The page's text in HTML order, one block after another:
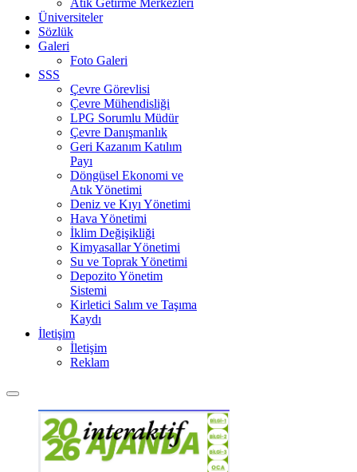
Atık Getirme Merkezleri
Üniversiteler
Sözlük
Galeri
Foto Galeri
SSS
Çevre Görevlisi
Çevre Mühendisliği
LPG Sorumlu Müdür
Çevre Danışmanlık
Geri Kazanım Katılım
Payı
Döngüsel Ekonomi ve
Atık Yönetimi
Deniz ve Kıyı Yönetimi
Hava Yönetimi
İklim Değişikliği
Kimyasallar Yönetimi
Su ve Toprak Yönetimi
Depozito Yönetim
Sistemi
Kirletici Salım ve Taşıma
Kaydı
İletişim
İletişim
Reklam